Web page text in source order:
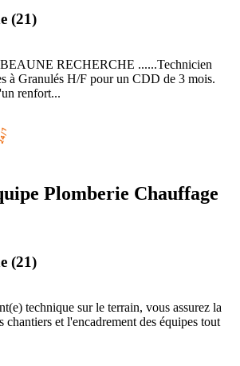
(21)
RECHERCHE ......Technicien
à Granulés H/F pour un CDD de 3 mois.
renfort...
Plomberie Chauffage
(21)
technique sur le terrain, vous assurez la
chantiers et l'encadrement des équipes tout